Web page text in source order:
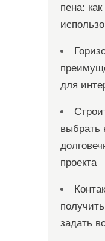
пена:
для
выбрать
проекта
задать